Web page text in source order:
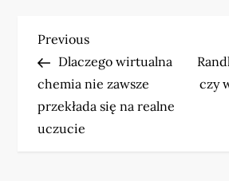
N
a
w
Previous
Post
Previous
Dlaczego wirtualna
chemia nie zawsze
przekłada się na realne
uczucie
czy